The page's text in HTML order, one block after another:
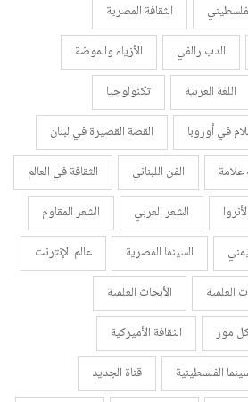
الثقافة المصرية
الدب رالفي
الأزياء والموضة
اللغة العربية
تكنولوجيا
في أوروبا
القصة القصيرة في لبنان
الفن اللبناني
الثقافة في العالم
الشعر العربي
الشعر المقاوم
السينما المصرية
عالم الإنترنت
العلمية
الأبحاث العلمية
مور
الثقافة الأميركية
الفلسطينية
قناة الجديد